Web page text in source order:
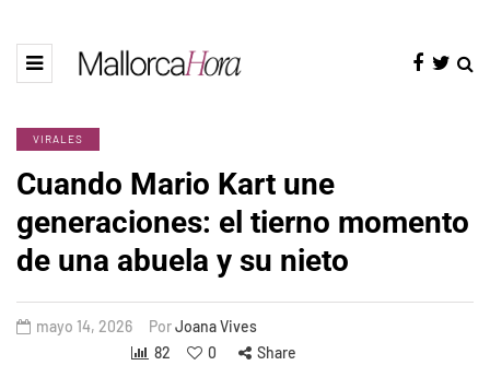
VIRALES
Cuando Mario Kart une
generaciones: el tierno momento
de una abuela y su nieto
mayo 14, 2026 PorJoana Vives
82
0 Share